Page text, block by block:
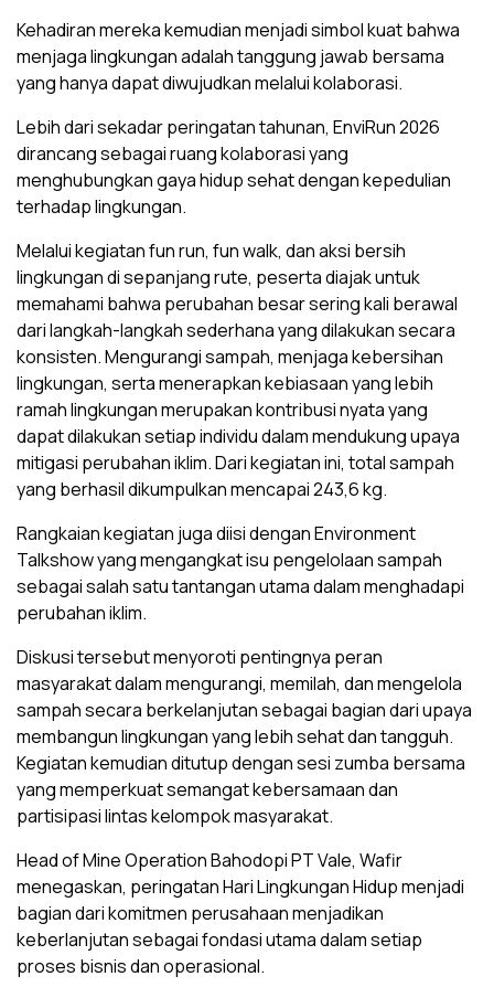
Kehadiran mereka kemudian menjadi simbol kuat bahwa
menjaga lingkungan adalah tanggung jawab bersama
yang hanya dapat diwujudkan melalui kolaborasi.
Lebih dari sekadar peringatan tahunan, EnviRun 2026
dirancang sebagai ruang kolaborasi yang
menghubungkan gaya hidup sehat dengan kepedulian
terhadap lingkungan.
Melalui kegiatan fun run, fun walk, dan aksi bersih
lingkungan di sepanjang rute, peserta diajak untuk
memahami bahwa perubahan besar sering kali berawal
dari langkah-langkah sederhana yang dilakukan secara
konsisten. Mengurangi sampah, menjaga kebersihan
lingkungan, serta menerapkan kebiasaan yang lebih
ramah lingkungan merupakan kontribusi nyata yang
dapat dilakukan setiap individu dalam mendukung upaya
mitigasi perubahan iklim. Dari kegiatan ini, total sampah
yang berhasil dikumpulkan mencapai 243,6 kg.
Rangkaian kegiatan juga diisi dengan Environment
Talkshow yang mengangkat isu pengelolaan sampah
sebagai salah satu tantangan utama dalam menghadapi
perubahan iklim.
Diskusi tersebut menyoroti pentingnya peran
masyarakat dalam mengurangi, memilah, dan mengelola
sampah secara berkelanjutan sebagai bagian dari upaya
membangun lingkungan yang lebih sehat dan tangguh.
Kegiatan kemudian ditutup dengan sesi zumba bersama
yang memperkuat semangat kebersamaan dan
partisipasi lintas kelompok masyarakat.
Head of Mine Operation Bahodopi PT Vale, Wafir
menegaskan, peringatan Hari Lingkungan Hidup menjadi
bagian dari komitmen perusahaan menjadikan
keberlanjutan sebagai fondasi utama dalam setiap
proses bisnis dan operasional.